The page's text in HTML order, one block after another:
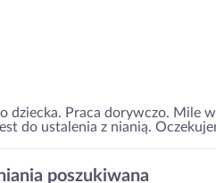
dziecka. Praca dorywczo. Mile
do ustalenia z nianią.
poszukiwana